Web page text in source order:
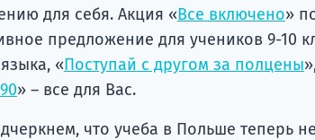
для себя. Акция «Все включено»
предложение для учеников 9-10
«Поступай с другом за полцены
» – все для Вас.
что учеба в Польше теперь